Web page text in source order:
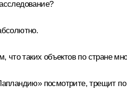
что таких объектов по стране
посмотрите, трещит